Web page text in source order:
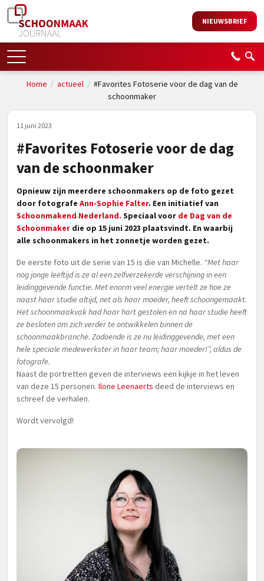
NIEUWSBRIEF
Home / actueel/ #Favorites Fotoserie voor de dag van de
schoonmaker
11 juni 2023
#Favorites Fotoserie voor de dag
van de schoonmaker
Opnieuw zijn meerdere schoonmakers op de foto gezet
door fotografe Ann-Sophie Falter. Een initiatief van
Schoonmakend Nederland. Speciaal voor de Dag van de
Schoonmaker die op 15 juni 2023 plaatsvindt. En waarbij
alle schoonmakers in het zonnetje worden gezet.
De eerste foto uit de serie van 15 is die van Michelle. “Met haar
nog jonge leeftijd is ze al een zelfverzekerde verschijning in een
leidinggevende functie. Met enorm veel energie vertelt ze hoe ze
naast haar studie altijd, net als haar moeder, heeft schoongemaakt.
Het schoonmaakvak had haar hart gestolen en na haar studie heeft
ze besloten om zich verder te ontwikkelen binnen de
schoonmaakbranche. Zodoende is ze nu leidinggevende, met een
hele speciale medewerkster in haar team; haar moeder!”, aldus de
fotografe.
Naast de portretten geven de interviews een kijkje in het leven
van deze 15 personen. Ilone Leenaerts deed de interviews en
schreef de verhalen.
Wordt vervolgd!